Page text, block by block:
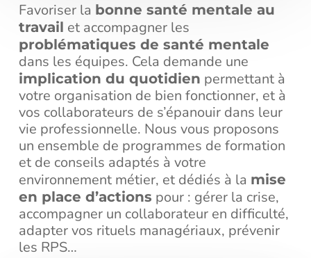
Favoriser la bonne santé mentale au
travail et accompagner les
problématiques de santé mentale
dans les équipes. Cela demande une
implication du quotidien permettant à
votre organisation de bien fonctionner, et à
vos collaborateurs de s’épanouir dans leur
vie professionnelle. Nous vous proposons
un ensemble de programmes de formation
et de conseils adaptés à votre
environnement métier, et dédiés à la mise
en place d’actions pour : gérer la crise,
accompagner un collaborateur en difficulté,
adapter vos rituels managériaux, prévenir
les RPS…